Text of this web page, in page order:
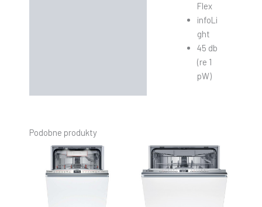
Flex
infoLi
ght
45 db
(re 1
pW)
Podobne produkty